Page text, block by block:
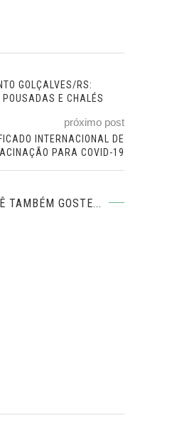
GOLÇALVES/RS:
POUSADAS E CHALÉS
próximo post
INTERNACIONAL DE
PARA COVID-19
TAMBÉM GOSTE...